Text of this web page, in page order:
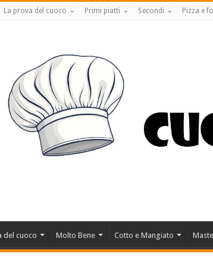
La prova del cuoco Primi piatti Secondi Pizza e
del cuoco Molto Bene Cotto e Mangiato